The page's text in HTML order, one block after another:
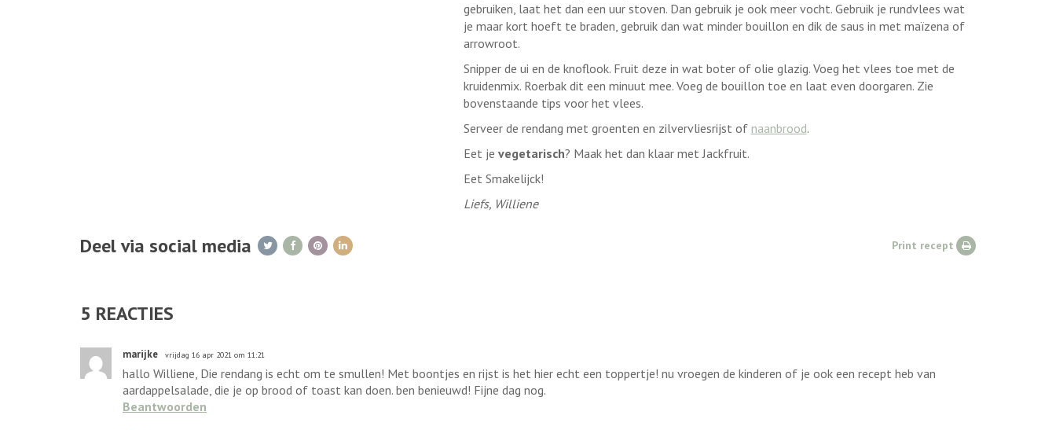
gebruiken, laat het dan een uur stoven. Dan gebruik je ook meer vocht. Gebruik je rundvlees wat
je maar kort hoeft te braden, gebruik dan wat minder bouillon en dik de saus in met maïzena of
arrowroot.
Snipper de ui en de knoflook. Fruit deze in wat boter of olie glazig. Voeg het vlees toe met de
kruidenmix. Roerbak dit een minuut mee. Voeg de bouillon toe en laat even doorgaren. Zie
bovenstaande tips voor het vlees.
Serveer de rendang met groenten en zilvervliesrijst of naanbrood.
Eet je vegetarisch? Maak het dan klaar met Jackfruit.
Eet Smakelijck!
Liefs, Williene
Deel via social media Print recept
5 REACTIES
marijke vrijdag 16 apr 2021 om 11:21
hallo Williene, Die rendang is echt om te smullen! Met boontjes en rijst is het hier echt een toppertje! nu vroegen de kinderen of je ook een recept heb van
aardappelsalade, die je op brood of toast kan doen. ben benieuwd! Fijne dag nog.
Beantwoorden